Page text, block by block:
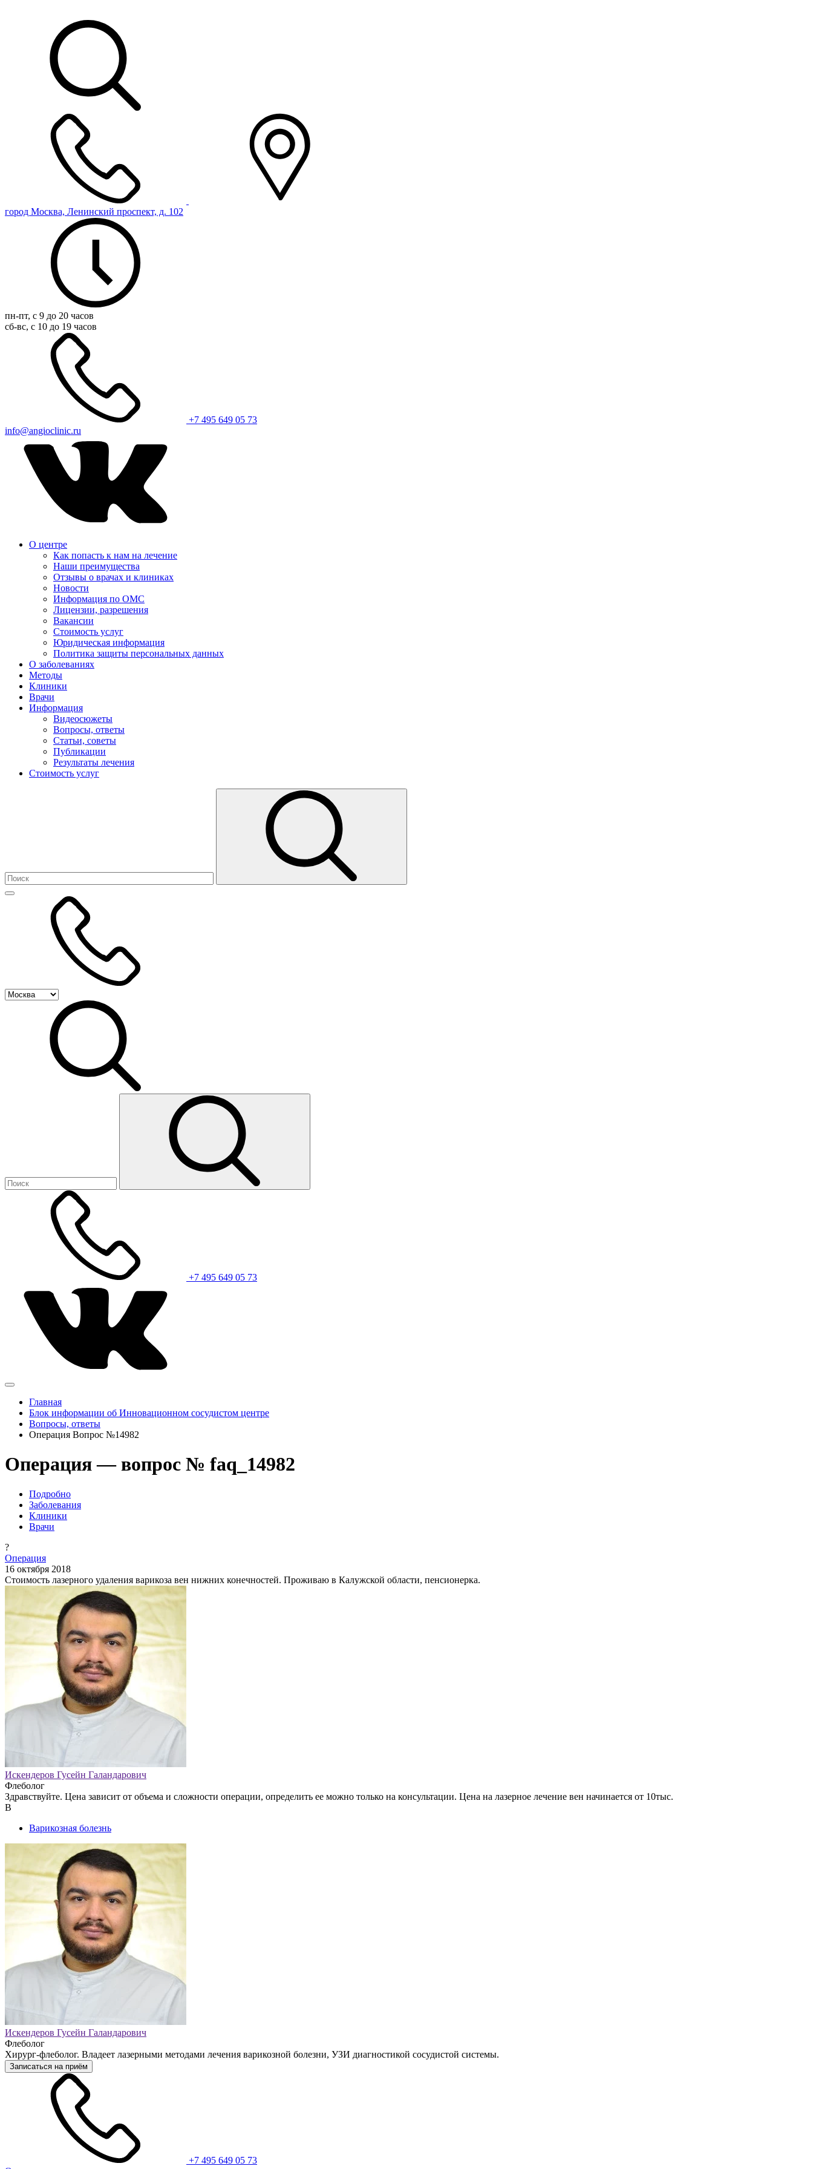
город Москва, Ленинский проспект, д. 102
пн-пт, с 9 до 20 часов
сб-вс, с 10 до 19 часов
+7 495 649 05 73
info@angioclinic.ru
О центре
Как попасть к нам на лечение
Наши преимущества
Отзывы о врачах и клиниках
Новости
Информация по ОМС
Лицензии, разрешения
Вакансии
Стоимость услуг
Юридическая информация
Политика защиты персональных данных
О заболеваниях
Методы
Клиники
Врачи
Информация
Видеосюжеты
Вопросы, ответы
Статьи, советы
Публикации
Результаты лечения
Стоимость услуг
+7 495 649 05 73
Главная
Блок информации об Инновационном сосудистом центре
Вопросы, ответы
Операция Вопрос №14982
Операция — вопрос № faq_14982
Подробно
Заболевания
Клиники
Врачи
?
Операция
16 октября 2018
Стоимость лазерного удаления варикоза вен нижних конечностей. Проживаю в Калужской области, пенсионерка.
Искендеров Гусейн Галандарович
Флеболог
Здравствуйте. Цена зависит от объема и сложности операции, определить ее можно только на консультации. Цена на лазерное лечение вен начинается от 10тыс.
В
Варикозная болезнь
Искендеров Гусейн Галандарович
Флеболог
Хирург-флеболог. Владеет лазерными методами лечения варикозной болезни, УЗИ диагностикой сосудистой системы.
Записаться на приём
+7 495 649 05 73